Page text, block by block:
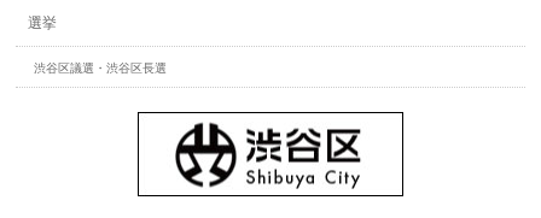
選挙
渋谷区議選・渋谷区長選